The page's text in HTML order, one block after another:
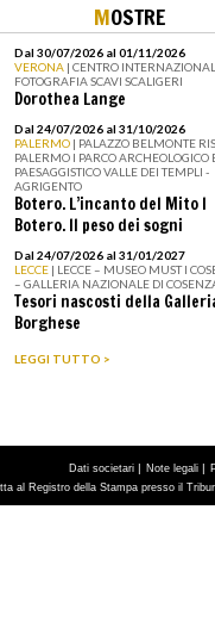
MOSTRE
Dal 30/07/2026 al 01/11/2026
VERONA | CENTRO
FOTOGRAFIA SCAVI SCALIGERI
Dorothea Lange
Dal 24/07/2026 al 31/10/2026
PALERMO | PALAZZO BELMONTE
PALERMO I PARCO ARCHEOLOGICO
PAESAGGISTICO VALLE DEI TEMPLI -
AGRIGENTO
Botero. L’incanto del Mito I
Botero. Il peso dei sogni
Dal 24/07/2026 al 31/01/2027
LECCE | LECCE – MUSEO MUST I
– GALLERIA NAZIONALE DI
Tesori nascosti della
Borghese
LEGGI TUTTO >
Dati societari | Note legali |
al Registro della Stampa presso il